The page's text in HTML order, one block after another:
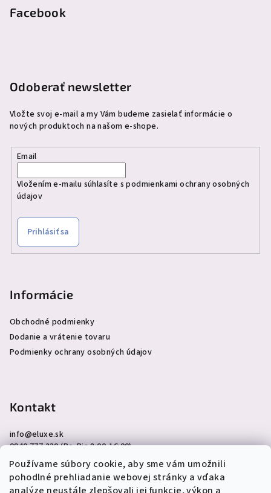
Používame súbory cookie, aby sme vám umožnili
pohodlné prehliadanie webovej stránky a vďaka
Facebook
Odoberať newsletter
Vložte svoj e-mail a my Vám budeme zasielať informácie o
nových produktoch na našom e-shope.
Email
Vložením e-mailu súhlasíte spodmienkami ochrany osobných
údajov
Prihlásiť sa
Informácie
Obchodné podmienky
Dodanie a vrátenie tovaru
Podmienky ochrany osobných údajov
Kontakt
info@eluxe.sk
0940 777 230 (Po-Pia 8:00-16:00)